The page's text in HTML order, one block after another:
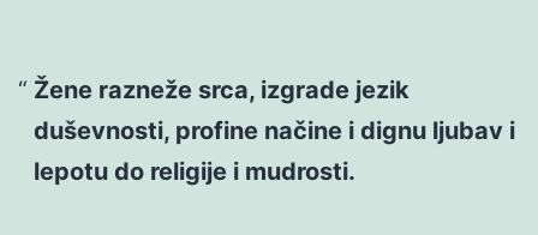
Žene razneže srca, izgrade jezik
duševnosti, profine načine i dignu ljubav i
lepotu do religije i mudrosti.